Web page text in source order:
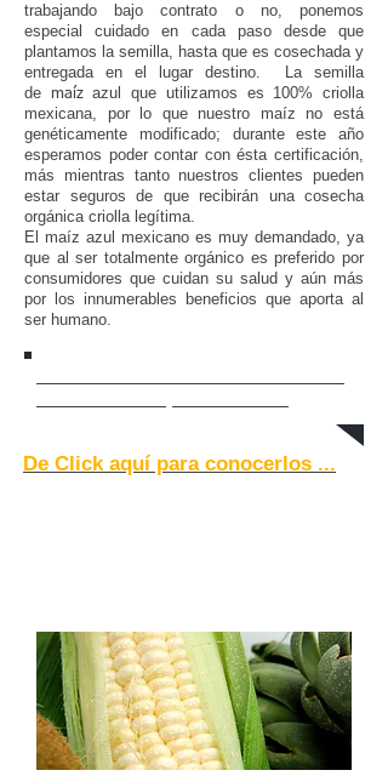
trabajando bajo contrato o no, ponemos
especial cuidado en cada paso desde que
plantamos la semilla, hasta que es cosechada y
entregada en el lugar destino. La semilla
de maízazul que utilizamos es 100% criolla
mexicana, por lo que nuestro maíz no está
genéticamente modificado; durante este año
esperamos poder contar con ésta certificación,
más mientras tanto nuestros clientes pueden
estar seguros de que recibirán una cosecha
orgánica criolla legítima.
El maíz azul mexicano es muy demandado, ya
que al ser totalmente orgánico es preferido por
consumidores que cuidan su salud y aún más
por los innumerables beneficios que aporta al
ser humano.
De Click aquí para conocerlos ...